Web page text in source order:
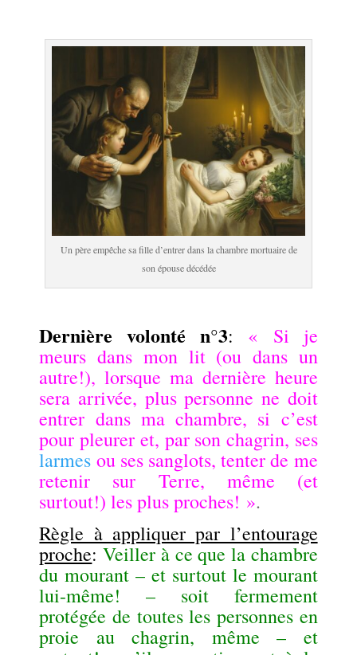
Un père empêche sa fille d’entrer dans la chambre mortuaire de
son épouse décédée
Dernière volonté n°3:
« Si je
meurs dans mon lit (ou dans un
autre!), lorsque ma dernière heure
sera arrivée, plus personne ne doit
entrer dans ma chambre, si c’est
pour pleurer et, par son chagrin, ses
larmes ou ses sanglots, tenter de me
retenir sur Terre, même (et
surtout!) les plus proches! ».
Règle à appliquer par l’entourage
proche: Veiller à ce que la chambre
du mourant – et surtout le mourant
lui-même! – soit fermement
protégée de toutes les personnes en
proie au chagrin, même – et